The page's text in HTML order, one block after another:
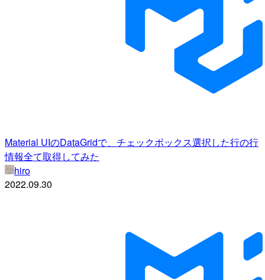
Material UIのDataGridで、チェックボックス選択した行の行
情報全て取得してみた
hiro
2022.09.30